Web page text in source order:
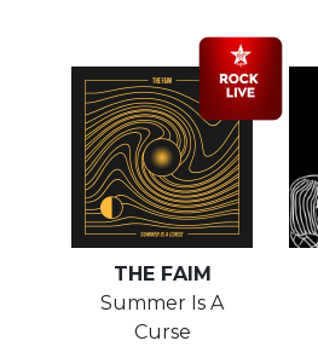
THE FAIM
Summer Is A
Curse